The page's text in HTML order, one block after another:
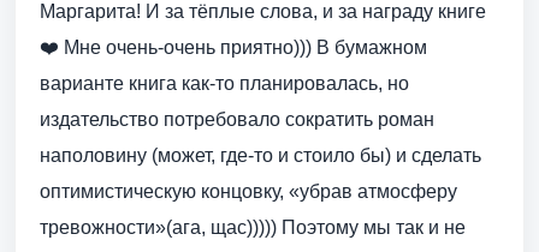
Маргарита! И за тёплые слова, и за награду книге
❤️ Мне очень-очень приятно))) В бумажном
варианте книга как-то планировалась, но
издательство потребовало сократить роман
наполовину (может, где-то и стоило бы) и сделать
оптимистическую концовку, «убрав атмосферу
тревожности»(ага, щас))))) Поэтому мы так и не